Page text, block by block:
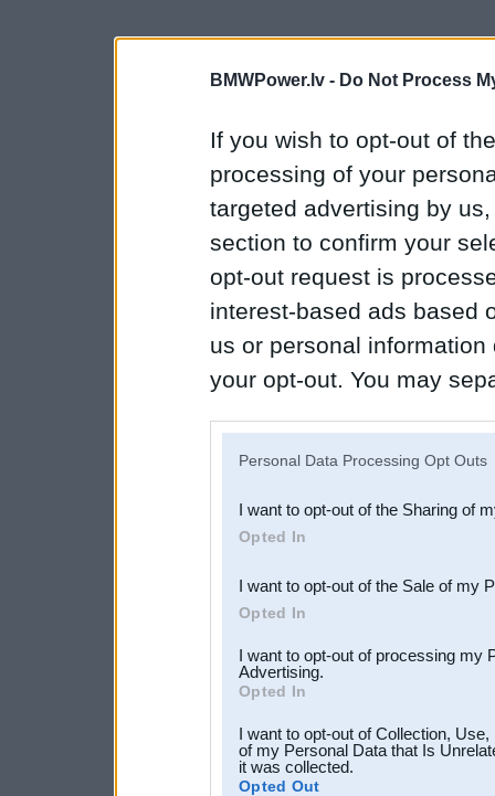
BMWPower.lv - Do Not Process
If you wish to opt-out of
processing of your
targeted advertising by
section to confirm your
opt-out request is
interest-based ads based
us or personal
your opt-out. You may
Downstream Participants
third parties.
Personal Data Processing Opt Outs
I want to opt-out of the Sharing of
Opted In
I want to opt-out of the Sale of my
Opted In
I want to opt-out of processing my
Advertising.
Opted In
I want to opt-out of Collection,
of my Personal Data that Is
it was collected.
Opted Out